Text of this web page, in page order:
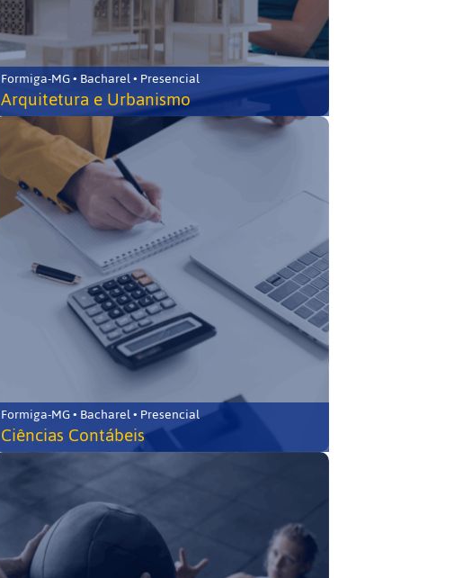
Formiga-MG • Bacharel • Presencial
Arquitetura e Urbanismo
Formiga-MG • Bacharel • Presencial
Ciências Contábeis